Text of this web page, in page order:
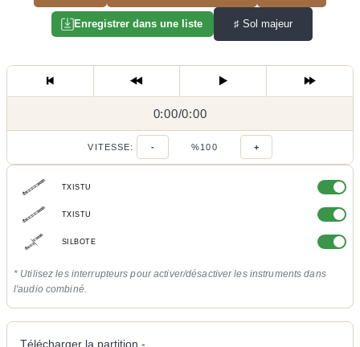
Enregistrer dans une liste ♯ Sol majeur
0:00/
0:00/0:00
VITESSE: - %100 +
TXISTU
TXISTU
SILBOTE
* Utilisez les interrupteurs pour activer/désactiver les instruments dans
l'audio combiné.
Télécharger la partition -